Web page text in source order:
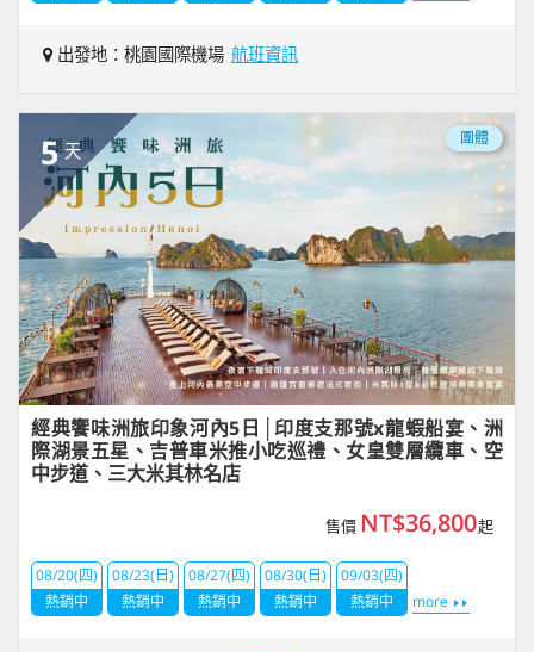
出發地：桃園國際機場 航班資訊
5 天
團體
經典饗味洲旅印象河內5日│印度支那號x龍蝦船宴、洲
際湖景五星、吉普車米推小吃巡禮、女皇雙層纜車、空
中步道、三大米其林名店
售價 NT$36,800起
08/20(四)
熱銷中
08/23(日)
熱銷中
08/27(四)
熱銷中
08/30(日)
熱銷中
09/03(四)
熱銷中
more